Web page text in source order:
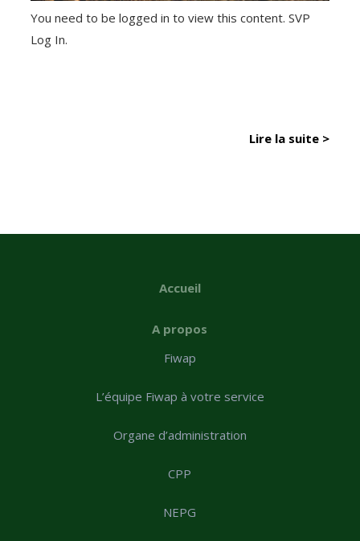
You need to be logged in to view this content. SVP
Log In.
Lire la suite >
Accueil
A propos
Fiwap
L’équipe Fiwap à votre service
Organe d’administration
CPP
NEPG